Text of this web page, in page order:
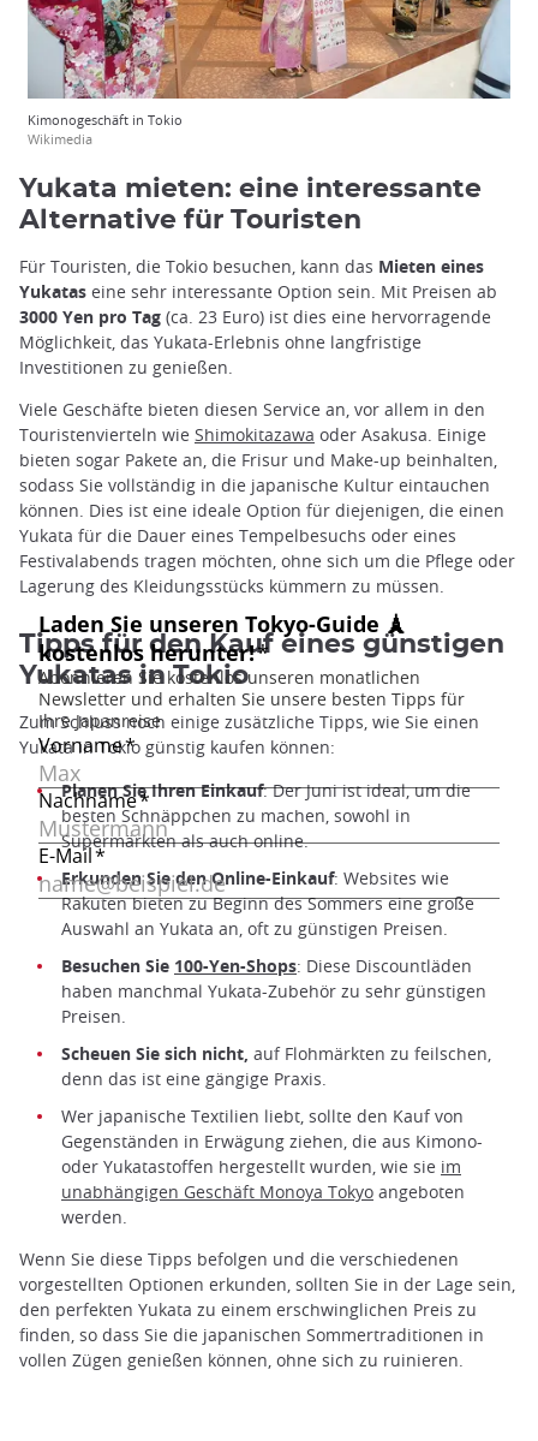
Kimonogeschäft in Tokio
Wikimedia
Yukata mieten: eine interessante
Alternative für Touristen
Für Touristen, die Tokio besuchen, kann das Mieten eines
Yukatas eine sehr interessante Option sein. Mit Preisen ab
3000 Yen pro Tag (ca. 23 Euro) ist dies eine hervorragende
Möglichkeit, das Yukata-Erlebnis ohne langfristige
Investitionen zu genießen.
Viele Geschäfte bieten diesen Service an, vor allem in den
Touristenvierteln wie Shimokitazawa oder Asakusa. Einige
bieten sogar Pakete an, die Frisur und Make-up beinhalten,
sodass Sie vollständig in die japanische Kultur eintauchen
können. Dies ist eine ideale Option für diejenigen, die einen
Yukata für die Dauer eines Tempelbesuchs oder eines
Festivalabends tragen möchten, ohne sich um die Pflege oder
Lagerung des Kleidungsstücks kümmern zu müssen.
Tipps für den Kauf eines günstigen
Yukatas in Tokio
Zum Schluss noch einige zusätzliche Tipps, wie Sie einen
Yukata in Tokio günstig kaufen können:
Planen Sie Ihren Einkauf: Der Juni ist ideal, um die
besten Schnäppchen zu machen, sowohl in
Supermärkten als auch online.
Erkunden Sie den Online-Einkauf: Websites wie
Rakuten bieten zu Beginn des Sommers eine große
Auswahl an Yukata an, oft zu günstigen Preisen.
Besuchen Sie 100-Yen-Shops: Diese Discountläden
haben manchmal Yukata-Zubehör zu sehr günstigen
Preisen.
Scheuen Sie sich nicht, auf Flohmärkten zu feilschen,
denn das ist eine gängige Praxis.
Wer japanische Textilien liebt, sollte den Kauf von
Gegenständen in Erwägung ziehen, die aus Kimono-
oder Yukatastoffen hergestellt wurden, wie sie im
unabhängigen Geschäft Monoya Tokyo angeboten
werden.
Wenn Sie diese Tipps befolgen und die verschiedenen
vorgestellten Optionen erkunden, sollten Sie in der Lage sein,
den perfekten Yukata zu einem erschwinglichen Preis zu
finden, so dass Sie die japanischen Sommertraditionen in
vollen Zügen genießen können, ohne sich zu ruinieren.